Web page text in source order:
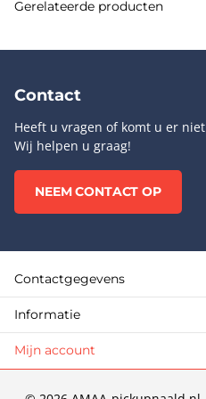
Gerelateerde producten
Contact
Heeft u vragen of komt u er
Wij helpen u graag!
NEEM CONTACT OP
Contactgegevens
Informatie
Mijn account